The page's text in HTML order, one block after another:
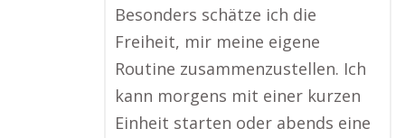
Besonders schätze ich die
Freiheit, mir meine eigene
Routine zusammenzustellen. Ich
kann morgens mit einer kurzen
Einheit starten oder abends eine